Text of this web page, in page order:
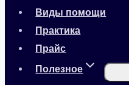
Виды помощи
Практика
Прайс
Полезное